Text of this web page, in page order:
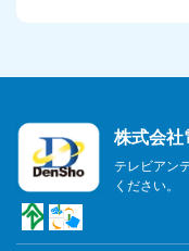
2023年6月
2023年5月
株式会社
テレビアン
ください。